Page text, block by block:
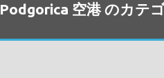
Podgorica 空港 のカテ